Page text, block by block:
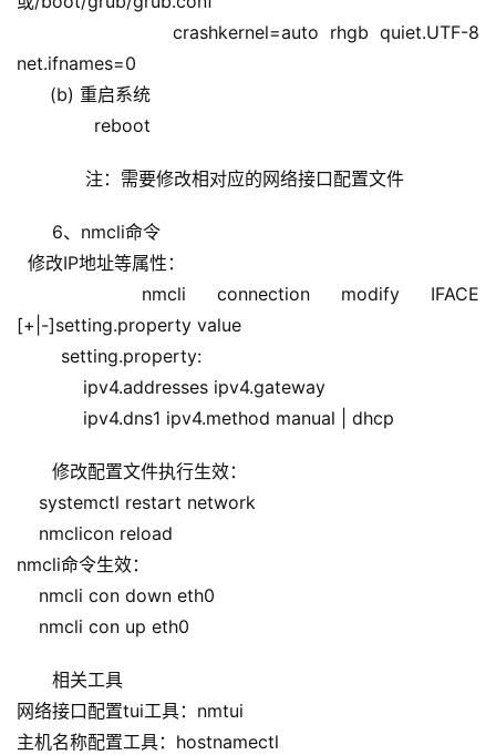
crashkernel=auto rhgb quiet.UTF-8
net.ifnames=0
(b) 重启系统
reboot
注：需要修改相对应的网络接口配置文件
6、nmcli命令
修改IP地址等属性：
nmcli connection modify IFACE
[+|-]setting.property value
setting.property:
ipv4.addresses ipv4.gateway
ipv4.dns1 ipv4.method manual | dhcp
修改配置文件执行生效：
systemctl restart network
nmclicon reload
nmcli命令生效：
nmcli con down eth0
nmcli con up eth0
相关工具
网络接口配置tui工具：nmtui
主机名称配置工具：hostnamectl